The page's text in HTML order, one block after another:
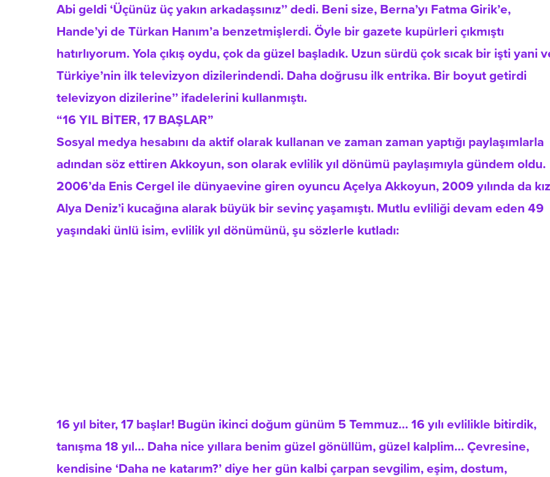
Abi geldi ‘Üçünüz üç yakın arkadaşsınız’’ dedi. Beni size, Berna’yı Fatma Girik’e,
Hande’yi de Türkan Hanım’a benzetmişlerdi. Öyle bir gazete kupürleri çıkmıştı
hatırlıyorum. Yola çıkış oydu, çok da güzel başladık. Uzun sürdü çok sıcak bir işti yani
Türkiye’nin ilk televizyon dizilerindendi. Daha doğrusu ilk entrika. Bir boyut getirdi
televizyon dizilerine’’ ifadelerini kullanmıştı.
“16 YIL BİTER, 17 BAŞLAR”
Sosyal medya hesabını da aktif olarak kullanan ve zaman zaman yaptığı paylaşımlarla
adından söz ettiren Akkoyun, son olarak evlilik yıl dönümü paylaşımıyla gündem oldu.
2006’da Enis Cergel ile dünyaevine giren oyuncu Açelya Akkoyun, 2009 yılında da
Alya Deniz’i kucağına alarak büyük bir sevinç yaşamıştı. Mutlu evliliği devam eden 49
yaşındaki ünlü isim, evlilik yıl dönümünü, şu sözlerle kutladı:
16 yıl biter, 17 başlar! Bugün ikinci doğum günüm 5 Temmuz… 16 yılı evlilikle bitirdik,
tanışma 18 yıl… Daha nice yıllara benim güzel gönüllüm, güzel kalplim… Çevresine,
kendisine ‘Daha ne katarım?’ diye her gün kalbi çarpan sevgilim, eşim, dostum,